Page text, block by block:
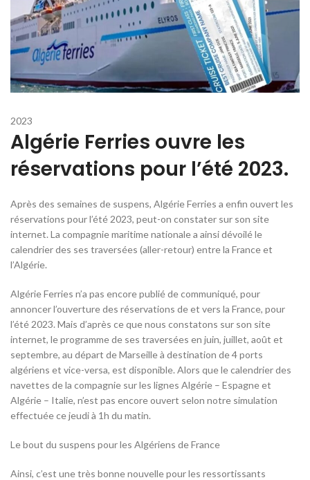
2023
Algérie Ferries ouvre les
réservations pour l’été 2023.
Après des semaines de suspens, Algérie Ferries a enfin ouvert les
réservations pour l’été 2023, peut-on constater sur son site
internet. La compagnie maritime nationale a ainsi dévoilé le
calendrier des ses traversées (aller-retour) entre la France et
l’Algérie.
Algérie Ferries n’a pas encore publié de communiqué, pour
annoncer l’ouverture des réservations de et vers la France, pour
l’été 2023. Mais d’après ce que nous constatons sur son site
internet, le programme de ses traversées en juin, juillet, août et
septembre, au départ de Marseille à destination de 4 ports
algériens et vice-versa, est disponible. Alors que le calendrier des
navettes de la compagnie sur les lignes Algérie – Espagne et
Algérie – Italie, n’est pas encore ouvert selon notre simulation
effectuée ce jeudi à 1h du matin.
Le bout du suspens pour les Algériens de France
Ainsi, c’est une très bonne nouvelle pour les ressortissants